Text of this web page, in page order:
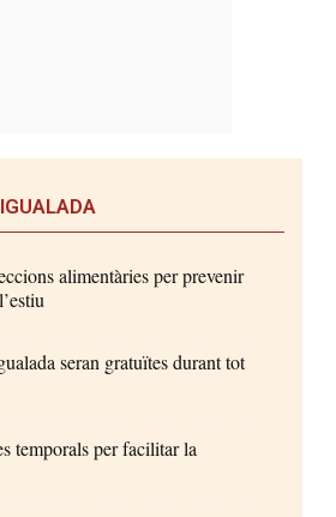
alimentàries per prevenir
seran gratuïtes durant tot
temporals per facilitar la